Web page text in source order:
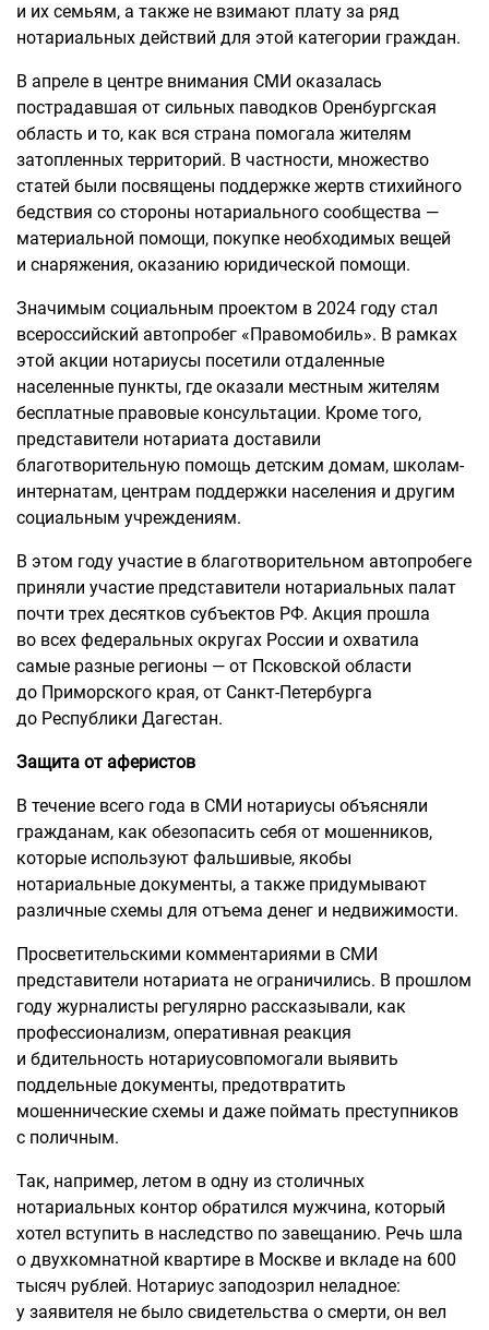
и их семьям, а также не взимают плату за ряд
нотариальных действий для этой категории граждан.
В апреле в центре внимания СМИ оказалась
пострадавшая от сильных паводков Оренбургская
область и то, как вся страна помогала жителям
затопленных территорий. В частности, множество
статей были посвящены поддержке жертв стихийного
бедствия со стороны нотариального сообщества —
материальной помощи, покупке необходимых вещей
и снаряжения, оказанию юридической помощи.
Значимым социальным проектом в 2024 году стал
всероссийский автопробег «Правомобиль». В рамках
этой акции нотариусы посетили отдаленные
населенные пункты, где оказали местным жителям
бесплатные правовые консультации. Кроме того,
представители нотариата доставили
благотворительную помощь детским домам, школам-
интернатам, центрам поддержки населения и другим
социальным учреждениям.
В этом году участие в благотворительном автопробеге
приняли участие представители нотариальных палат
почти трех десятков субъектов РФ. Акция прошла
во всех федеральных округах России и охватила
самые разные регионы — от Псковской области
до Приморского края, от Санкт-Петербурга
до Республики Дагестан.
Защита от аферистов
В течение всего года в СМИ нотариусы объясняли
гражданам, как обезопасить себя от мошенников,
которые используют фальшивые, якобы
нотариальные документы, а также придумывают
различные схемы для отъема денег и недвижимости.
Просветительскими комментариями в СМИ
представители нотариата не ограничились. В прошлом
году журналисты регулярно рассказывали, как
профессионализм, оперативная реакция
и бдительность нотариусовпомогали выявить
поддельные документы, предотвратить
мошеннические схемы и даже поймать преступников
с поличным.
Так, например, летом в одну из столичных
нотариальных контор обратился мужчина, который
хотел вступить в наследство по завещанию. Речь шла
о двухкомнатной квартире в Москве и вкладе на 600
тысяч рублей. Нотариус заподозрил неладное:
у заявителя не было свидетельства о смерти, он вел